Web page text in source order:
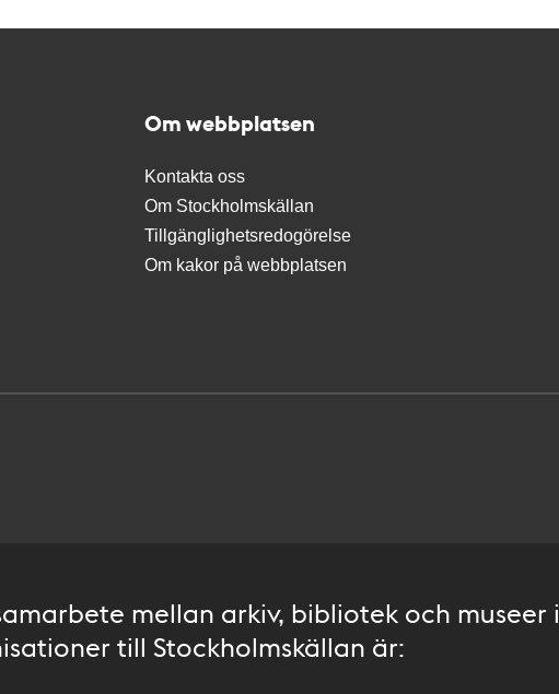
Om webbplatsen
Kontakta oss
Om Stockholmskällan
Tillgänglighetsredogörelse
Om kakor på webbplatsen
mellan arkiv, bibliotek och museer i
till Stockholmskällan är: